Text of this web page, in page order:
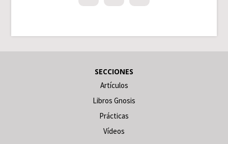
SECCIONES
Artículos
Libros Gnosis
Prácticas
Vídeos